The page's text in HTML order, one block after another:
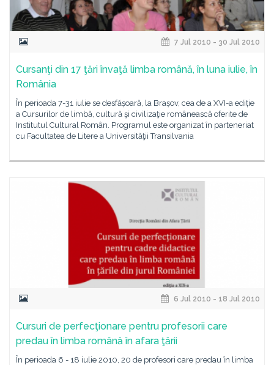
7 Jul 2010 - 30 Jul 2010
Cursanţi din 17 ţări învaţă limba română, în luna iulie, în
România
În perioada 7-31 iulie se desfășoară, la Brașov, cea de a XVI-a ediție
a Cursurilor de limbă, cultură şi civilizaţie românească oferite de
Institutul Cultural Român. Programul este organizat în parteneriat
cu Facultatea de Litere a Universităţii Transilvania
6 Jul 2010 - 18 Jul 2010
Cursuri de perfecţionare pentru profesorii care
predau în limba română în afara ţării
În perioada 6 - 18 iulie 2010, 20 de profesori care predau în limba